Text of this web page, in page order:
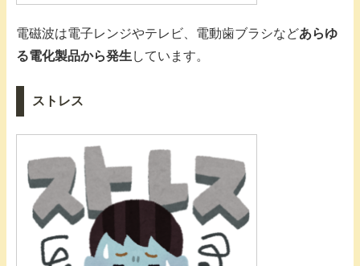
電磁波は電子レンジやテレビ、電動歯ブラシなどあらゆ
る電化製品から発生 しています。
ストレス